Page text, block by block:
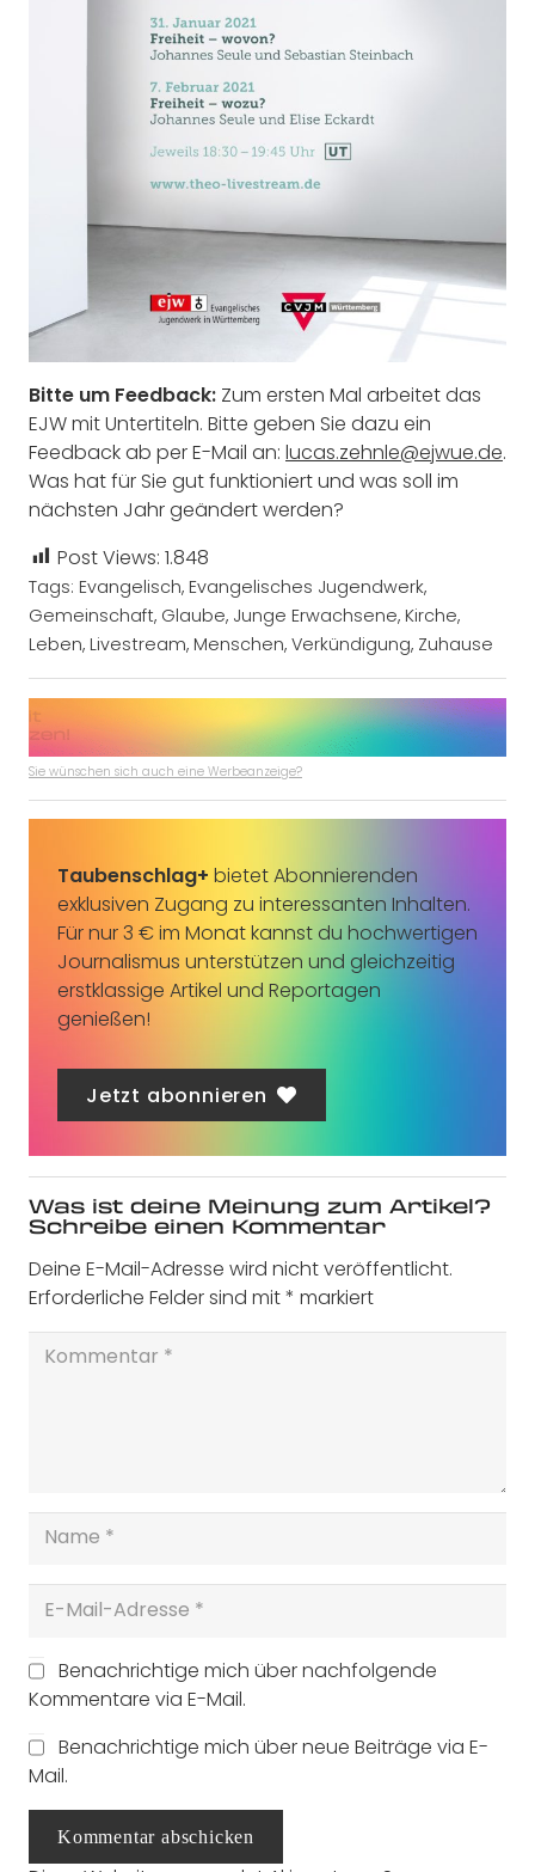
Bitte um Feedback: Zum ersten Mal arbeitet das
EJW mit Untertiteln. Bitte geben Sie dazu ein
Feedback ab per E-Mail an: lucas.zehnle@ejwue.de.
Was hat für Sie gut funktioniert und was soll im
nächsten Jahr geändert werden?
Post Views: 1.848
Tags: Evangelisch, Evangelisches Jugendwerk,
Gemeinschaft, Glaube, Junge Erwachsene, Kirche,
Leben, Livestream, Menschen, Verkündigung, Zuhause
Sie wünschen sich auch eine Werbeanzeige?
Taubenschlag+ bietet Abonnierenden
exklusiven Zugang zu interessanten Inhalten.
Für nur 3 € im Monat kannst du hochwertigen
Journalismus unterstützen und gleichzeitig
erstklassige Artikel und Reportagen
genießen!
Jetzt abonnieren
Was ist deine Meinung zum Artikel?
Schreibe einen Kommentar
Deine E-Mail-Adresse wird nicht veröffentlicht.
Erforderliche Felder sind mit* markiert
Benachrichtige mich über nachfolgende
Kommentare via E-Mail.
Benachrichtige mich über neue Beiträge via E-
Mail.
Kommentar abschicken